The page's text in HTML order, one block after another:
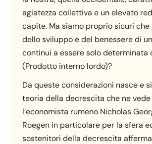
agiatezza collettiva e un elevato
capite. Ma siamo proprio sicuri che
dello sviluppo e del benessere di
continui a essere solo determinata
(Prodotto interno lordo)?
Da queste considerazioni nasce e
teoria della decrescita che ne
l’economista rumeno Nicholas
Roegen in particolare per la sfera
sostenitori della decrescita